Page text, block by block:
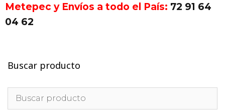
Metepec y Envíos a todo el País: 72 91 64
04 62
Buscar producto